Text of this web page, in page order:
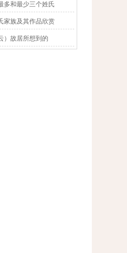
多和最少三个姓氏
家族及其作品欣赏
）故居所想到的